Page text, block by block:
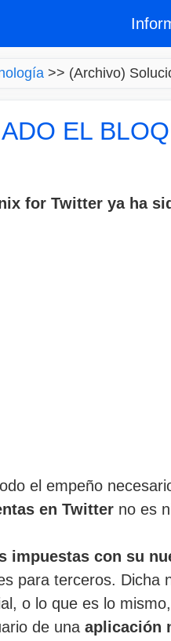
>> (Archivo)
EL
for Twitter ya ha
el empeño
en Twitter no es
impuestas con su
para terceros.
o lo que es lo
de una aplicación